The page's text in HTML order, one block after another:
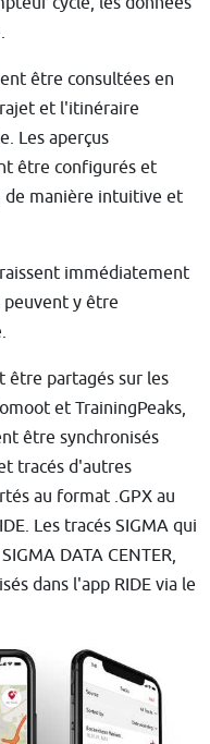
être consultées en
et l'itinéraire
Les aperçus
être configurés et
de manière intuitive et
immédiatement
y être
être partagés sur les
et TrainingPeaks,
être synchronisés
tracés d'autres
au format .GPX au
Les tracés SIGMA qui
DATA CENTER,
dans l'app RIDE via le